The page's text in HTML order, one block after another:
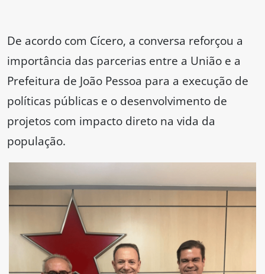
De acordo com Cícero, a conversa reforçou a
importância das parcerias entre a União e a
Prefeitura de João Pessoa para a execução de
políticas públicas e o desenvolvimento de
projetos com impacto direto na vida da
população.